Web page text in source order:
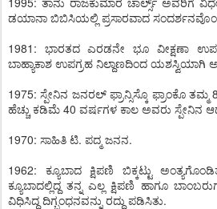
ಡಯಾನಾ ಬಿಬಿಸಿಯಲ್ಲಿ ಪ್ರಸಾರವಾದ
1981: ಭಾರತದ ಎರಡನೇ ಭೂ ವೀಕ್ಷಣಾ
ಬಾಹ್ಯಾಕಾಶ ಉಪಗ್ರಹ ನಿಲ್ದಾಣದಿಂದ ಯಶಸ್ವಿಯಾಗಿ
1975: ಸ್ಪೇನಿನ ಜನರಲ್ ಫ್ರಾನ್ಸಿಸ್ಕೊ ಫ್ರಾಂಕೊ
ಹೆಚ್ಚು ಕಡಿಮೆ 40 ವರ್ಷಗಳ ಕಾಲ ಅವರು ಸ್ಪೇನಿನ
1970: ಸಾಹಿತಿ ಟಿ. ಪದ್ಮ ಜನನ.
1962: ಕ್ಯೂಬಾದ ಕ್ಷಿಪಣಿ ಬಿಕ್ಕಟ್ಟು
ಕ್ಯೂಬಾದಲ್ಲಿದ್ದ ತನ್ನ ಎಲ್ಲ ಕ್ಷಿಪಣಿ ಹಾಗೂ
ವಿಧಿಸಿದ್ದ ದಿಗ್ಬಂಧನವನ್ನು ರದ್ದು ಪಡಿಸಿತು.